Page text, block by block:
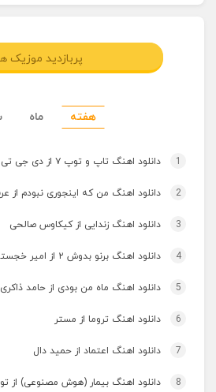
پربازدید موزیک
هفته ماه
1 دانلود اهنگ تاپ و توپ ۷ از دی جی تی ان تی
2 دانلود اهنگ من که اینجوری نبودم از
3 دانلود اهنگ زندایی از کیکاوس صالحی
4 دانلود اهنگ برنو بدوش ۲ از امیر خجسته
5 دانلود اهنگ ماه من بودی از حامد ذاکری
6 دانلود اهنگ تروما از مستر
7 دانلود اهنگ اعتماد از حمید دال
8 دانلود اهنگ بیمار (هوش مصنوعی) از